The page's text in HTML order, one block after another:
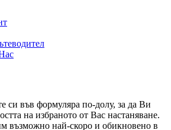
си във формуляра по-долу, за да Ви
на избраното от Вас настаняване.
възможно най-скоро и обикновено в